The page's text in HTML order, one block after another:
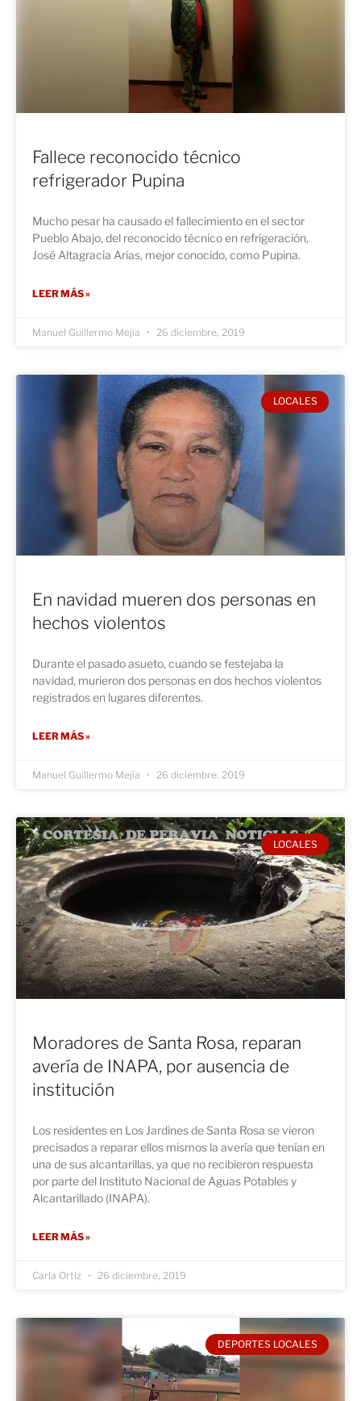
Fallece reconocido técnico
refrigerador Pupina
Mucho pesar ha causado el fallecimiento en el sector
Pueblo Abajo, del reconocido técnico en refrigeración,
José Altagracia Arias, mejor conocido, como Pupina.
LEER MÁS »
Manuel Guillermo Mejía 26 diciembre, 2019
LOCALES
En navidad mueren dos personas en
hechos violentos
Durante el pasado asueto, cuando se festejaba la
navidad, murieron dos personas en dos hechos violentos
registrados en lugares diferentes.
LEER MÁS »
Manuel Guillermo Mejía 26 diciembre, 2019
LOCALES
Moradores de Santa Rosa, reparan
avería de INAPA, por ausencia de
institución
Los residentes en Los Jardines de Santa Rosa se vieron
precisados a reparar ellos mismos la avería que tenían en
una de sus alcantarillas, ya que no recibieron respuesta
por parte del Instituto Nacional de Aguas Potables y
Alcantarillado (INAPA).
LEER MÁS »
Carla Ortiz 26 diciembre, 2019
DEPORTES LOCALES